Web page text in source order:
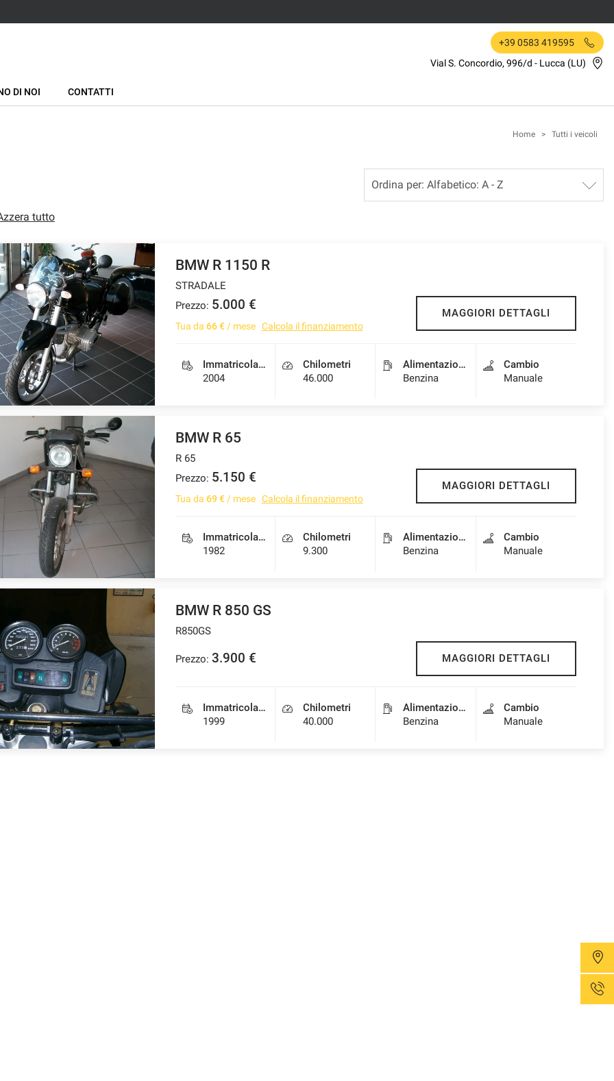
+39 0583 419595
Vial S. Concordio, 996/d - Lucca (LU)
DI NOI CONTATTI
Home > Tutti i veicoli
tutto
BMW R 1150 R
STRADALE
Prezzo: 5.000 €
Tua da 66 €/ mese Calcola il finanziamento
MAGGIORI DETTAGLI
Immatricolazione
2004
Chilometri
46.000
Alimentazione
Benzina
Cambio
Manuale
BMW R 65
R 65
Prezzo: 5.150 €
Tua da 69 €/ mese Calcola il finanziamento
MAGGIORI DETTAGLI
Immatricolazione
1982
Chilometri
9.300
Alimentazione
Benzina
Cambio
Manuale
BMW R 850 GS
R850GS
Prezzo: 3.900 € MAGGIORI DETTAGLI
Immatricolazione
1999
Chilometri
40.000
Alimentazione
Benzina
Cambio
Manuale